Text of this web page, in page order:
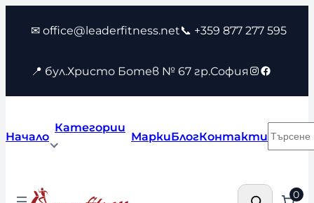
съдържанието
✉ office@leaderfitness.net📞 +359 877 277 595
📍 бул.Христо Ботев № 67 гр.София Instagram
Facebook
Начало
Категории
МаркиБлогКонтакти
Търсене 0